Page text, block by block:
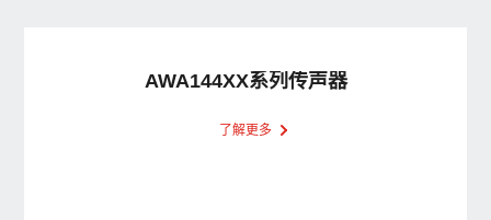
AWA144XX系列传声器
了解更多